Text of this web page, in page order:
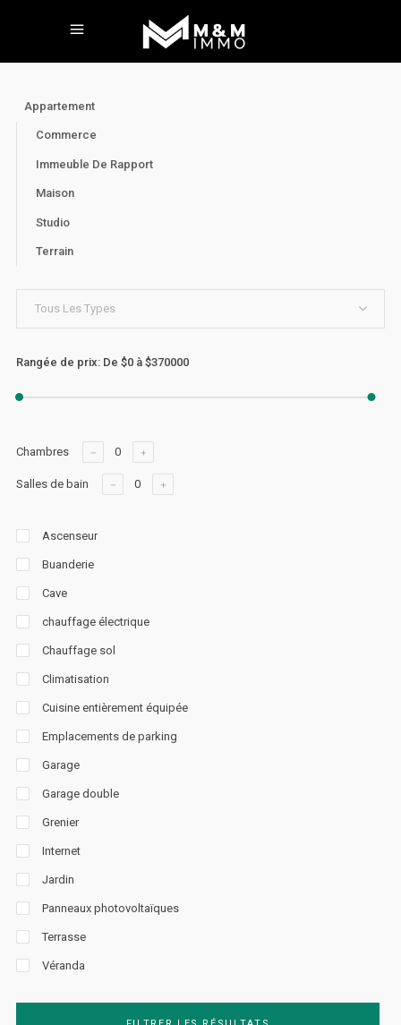
Appartement
Commerce
Immeuble De Rapport
Maison
Studio
Terrain
Tous Les Types
Rangée de prix: De $0 à $370000
Chambres
Salles de bain
Ascenseur
Buanderie
Cave
chauffage électrique
Chauffage sol
Climatisation
Cuisine entièrement équipée
Emplacements de parking
Garage
Garage double
Grenier
Internet
Jardin
Panneaux photovoltaïques
Terrasse
Véranda